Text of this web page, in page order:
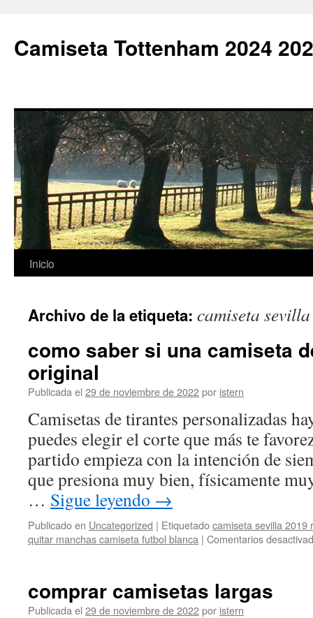
Camiseta Tottenham 2024
Saltar
contenido
Inicio
Archivo de la etiqueta: camiseta
como saber si una camiseta
original
Publicada el 29 de noviembre de 2022por istern
Camisetas de tirantes personalizadas
puedes elegir el corte que más te
partido empieza con la intención de
que presiona muy bien, físicamente
… Sigue leyendo →
Publicado en Uncategorized | Etiquetadocamiseta sevilla 2019
quitar manchas camiseta futbol blanca | Comentarios
comprar camisetas largas
Publicada el 29 de noviembre de 2022por istern